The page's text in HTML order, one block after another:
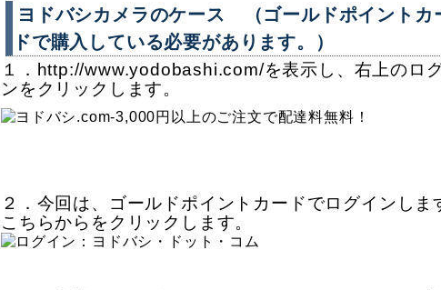
ヨドバシカメラのケース （ゴールドポイントカ
ドで購入している必要があります。）
１．http://www.yodobashi.com/を表示し、右上のロ
ンをクリックします。
２．今回は、ゴールドポイントカードでログインしま
こちらからをクリックします。